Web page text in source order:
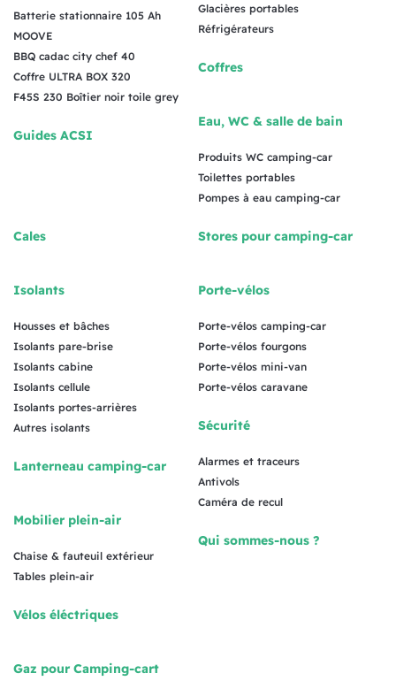
Batterie stationnaire 105 Ah
MOOVE
BBQ cadac city chef 40
Coffre ULTRA BOX 320
F45S 230 Boîtier noir toile grey
Guides ACSI
Glacières portables
Réfrigérateurs
Coffres
Eau, WC & salle de bain
Produits WC camping-car
Toilettes portables
Pompes à eau camping-car
Cales
Isolants
Housses et bâches
Isolants pare-brise
Isolants cabine
Isolants cellule
Isolants portes-arrières
Autres isolants
Lanterneau camping-car
Mobilier plein-air
Chaise & fauteuil extérieur
Tables plein-air
Vélos éléctriques
Gaz pour Camping-cart
Stores pour camping-car
Porte-vélos
Porte-vélos camping-car
Porte-vélos fourgons
Porte-vélos mini-van
Porte-vélos caravane
Sécurité
Alarmes et traceurs
Antivols
Caméra de recul
Qui sommes-nous ?